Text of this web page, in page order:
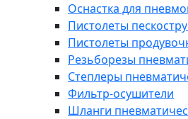
Оснастка для
Пистолеты
Пистолеты
Резьборезы
Степлеры
Фильтр-осушители
Шланги